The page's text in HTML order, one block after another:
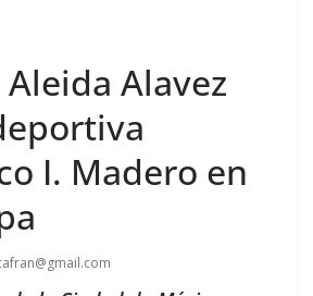
Alavez
I. Madero en